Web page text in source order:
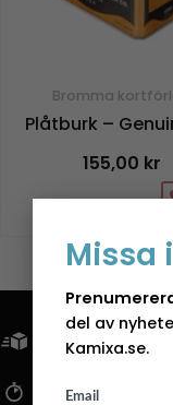
Missa
del av
Kamixa.se.
Email
Bromma
Plåtburk –
155,00 kr
FRI FRAKT ÖVER
SNABBA